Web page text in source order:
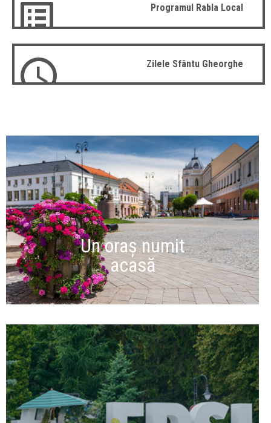
Programul Rabla Local
Zilele Sfântu Gheorghe
Un oraș numit
acasă